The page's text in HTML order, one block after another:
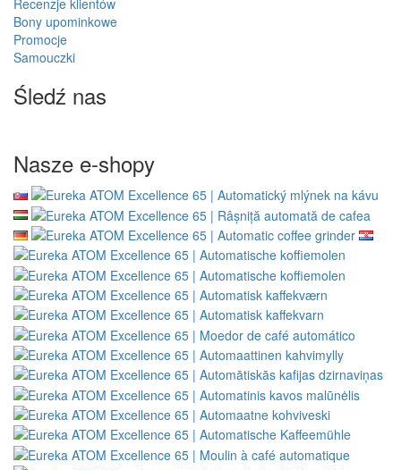
Recenzje klientów
Bony upominkowe
Promocje
Samouczki
Śledź nas
Nasze e-shopy